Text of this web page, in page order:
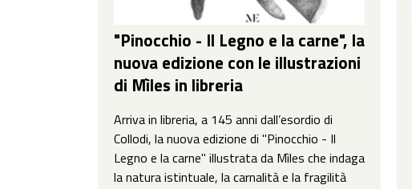
"Pinocchio - Il Legno e la carne", la
nuova edizione con le illustrazioni
di Mìles in libreria
Arriva in libreria, a 145 anni dall’esordio di
Collodi, la nuova edizione di "Pinocchio - Il
Legno e la carne" illustrata da Mìles che indaga
la natura istintuale, la carnalità e la fragilità